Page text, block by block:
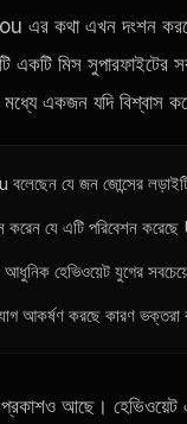
কথা এখন দংশন করছে।
মিস সুপারফাইটের
মধ্যে একজন যদি বিশ্বাস
যে জন জোন্সের
করেন যে এটি পরিবেশন করেছে
হেভিওয়েট যুগের
আকর্ষণ করছে কারণ
আছে। হেভিওয়েট